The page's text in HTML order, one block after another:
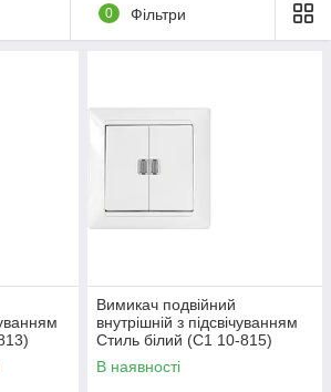
0 Фільтри
Вимикач подвійний
внутрішній з підсвічуванням
Стиль білий (С1 10-815)
Bylectrica 02-50-09
В наявності